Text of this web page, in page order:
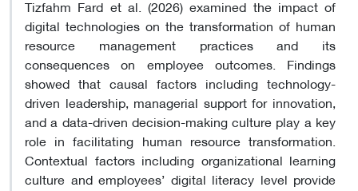
Tizfahm Fard et al. (2026) examined the impact of
digital technologies on the transformation of human
resource management practices and its
consequences on employee outcomes. Findings
showed that causal factors including technology-
driven leadership, managerial support for innovation,
and a data-driven decision-making culture play a key
role in facilitating human resource transformation.
Contextual factors including organizational learning
culture and employees’ digital literacy level provide